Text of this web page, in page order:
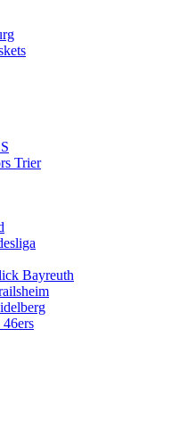
Trier
Bayreuth